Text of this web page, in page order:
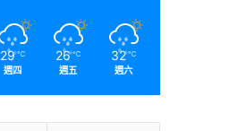
29 ℃
週四
26 ℃
週五
32 ℃
週六